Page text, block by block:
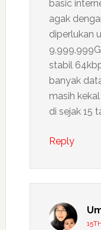
basic
agak
diperlukan
stabil
banyak
masih
di sejak 15
Reply